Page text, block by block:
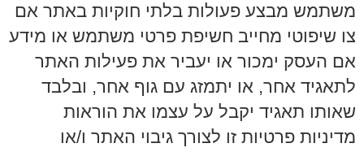
משתמש מבצע פעולות בלתי חוקיות באתר אם
צו שיפוטי מחייב חשיפת פרטי משתמש או מידע
אם העסק ימכור או יעביר את פעילות האתר
לתאגיד אחר, או יתמזג עם גוף אחר, ובלבד
שאותו תאגיד יקבל על עצמו את הוראות
מדיניות פרטיות זו לצורך גיבוי האתר ו/או